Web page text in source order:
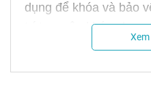
dụng để khóa và bảo
trí truy cập khác
để khóa cửa, tủ, ngăn